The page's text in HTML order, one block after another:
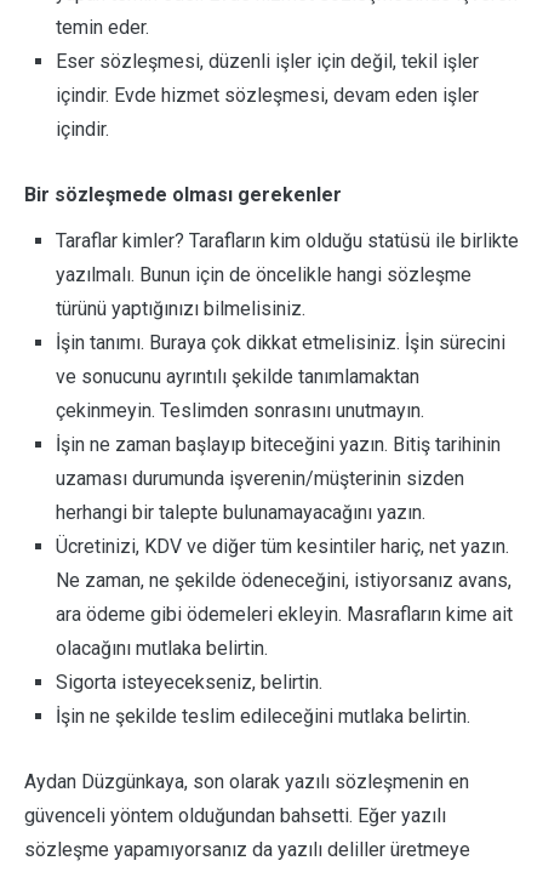
temin eder.
Eser sözleşmesi, düzenli işler için değil, tekil işler
içindir. Evde hizmet sözleşmesi, devam eden işler
içindir.
Bir sözleşmede olması gerekenler
Taraflar kimler? Tarafların kim olduğu statüsü ile birlikte
yazılmalı. Bunun için de öncelikle hangi sözleşme
türünü yaptığınızı bilmelisiniz.
İşin tanımı. Buraya çok dikkat etmelisiniz. İşin sürecini
ve sonucunu ayrıntılı şekilde tanımlamaktan
çekinmeyin. Teslimden sonrasını unutmayın.
İşin ne zaman başlayıp biteceğini yazın. Bitiş tarihinin
uzaması durumunda işverenin/müşterinin sizden
herhangi bir talepte bulunamayacağını yazın.
Ücretinizi, KDV ve diğer tüm kesintiler hariç, net yazın.
Ne zaman, ne şekilde ödeneceğini, istiyorsanız avans,
ara ödeme gibi ödemeleri ekleyin. Masrafların kime ait
olacağını mutlaka belirtin.
Sigorta isteyecekseniz, belirtin.
İşin ne şekilde teslim edileceğini mutlaka belirtin.
Aydan Düzgünkaya, son olarak yazılı sözleşmenin en
güvenceli yöntem olduğundan bahsetti. Eğer yazılı
sözleşme yapamıyorsanız da yazılı deliller üretmeye